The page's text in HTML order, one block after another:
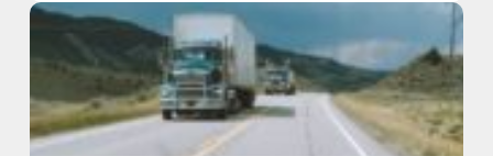
forsynet med et gyldigt pak...